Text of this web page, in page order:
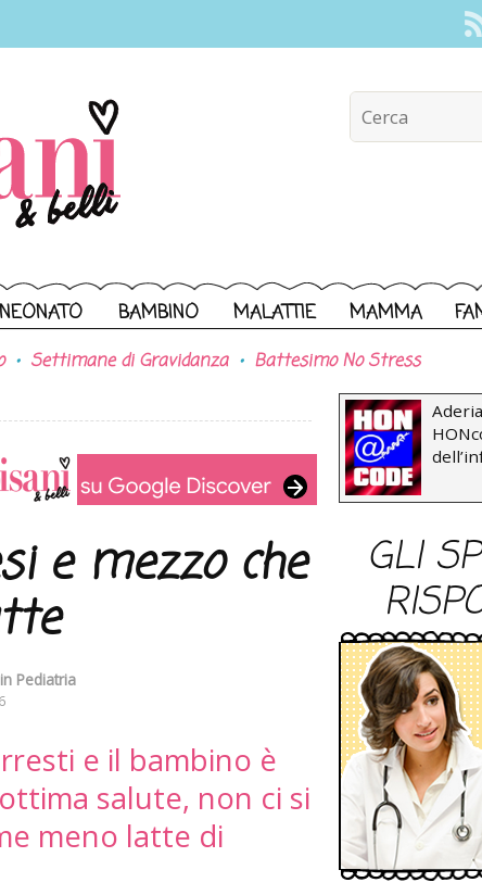
NEONATO BAMBINO MALATTIE MAMMA
Settimane di Gravidanza Battesimo No Stress
e mezzo che
Pediatria
e il bambino è
salute, non ci si
meno latte di
GLI